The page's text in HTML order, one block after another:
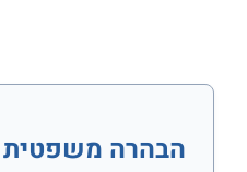
הבהרה משפטית